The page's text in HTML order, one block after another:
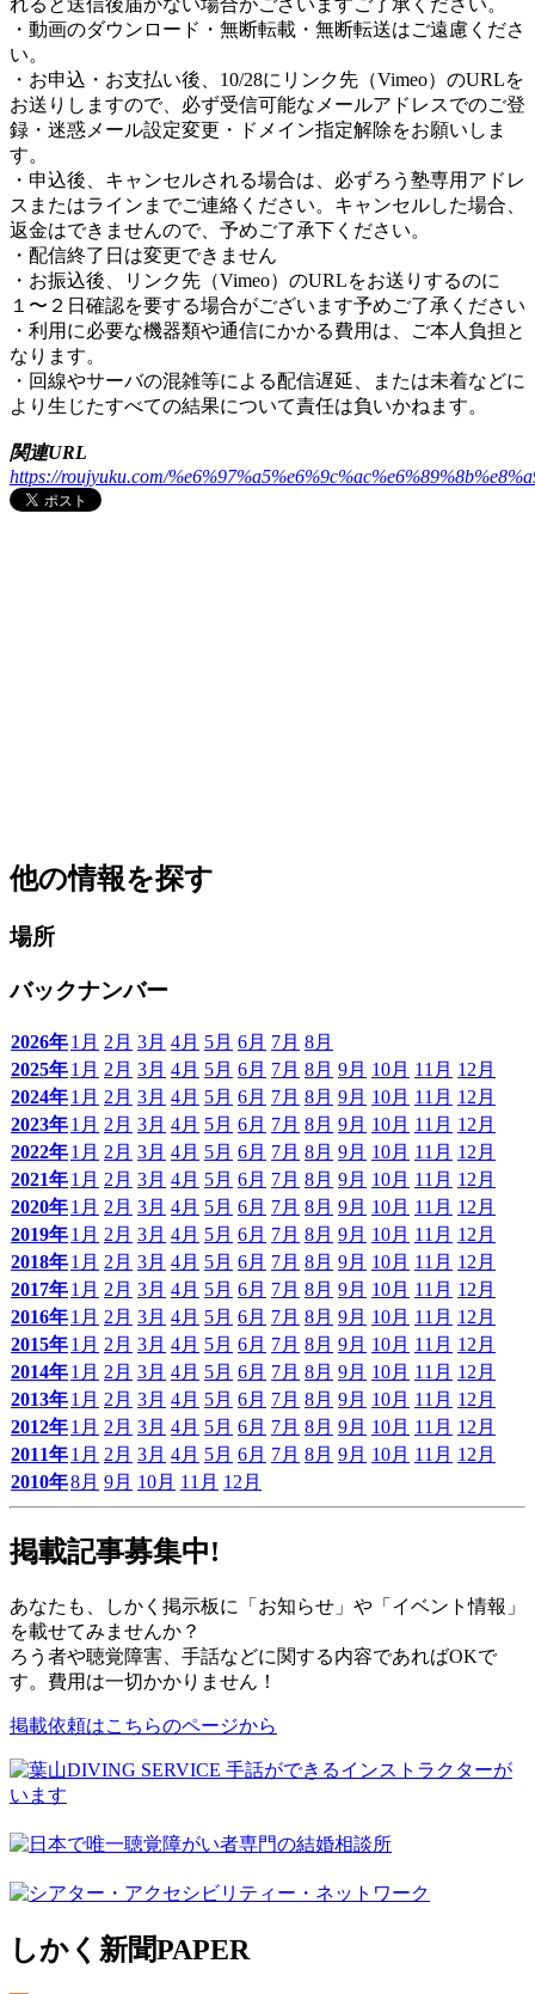
・動画のダウンロード・無断転載・無断転送はご遠慮くださ
い。
・お申込・お支払い後、10/28にリンク先（Vimeo）のURLを
お送りしますので、必ず受信可能なメールアドレスでのご登
録・迷惑メール設定変更・ドメイン指定解除をお願いしま
す。
・申込後、キャンセルされる場合は、必ずろう塾専用アドレ
スまたはラインまでご連絡ください。キャンセルした場合、
返金はできませんので、予めご了承下ください。
・配信終了日は変更できません
・お振込後、リンク先（Vimeo）のURLをお送りするのに
１〜２日確認を要する場合がございます予めご了承ください
・利用に必要な機器類や通信にかかる費用は、ご本人負担と
なります。
・回線やサーバの混雑等による配信遅延、または未着などに
より生じたすべての結果について責任は負いかねます。
関連URL
https://roujyuku.com/
他の情報を探す
場所
バックナンバー
2026年1月 2月 3月 4月 5月 6月 7月 8月
2025年1月 2月 3月 4月 5月 6月 7月 8月 9月 10月 11月 12月
2024年1月 2月 3月 4月 5月 6月 7月 8月 9月 10月 11月 12月
2023年1月 2月 3月 4月 5月 6月 7月 8月 9月 10月 11月 12月
2022年1月 2月 3月 4月 5月 6月 7月 8月 9月 10月 11月 12月
2021年1月 2月 3月 4月 5月 6月 7月 8月 9月 10月 11月 12月
2020年1月 2月 3月 4月 5月 6月 7月 8月 9月 10月 11月 12月
2019年1月 2月 3月 4月 5月 6月 7月 8月 9月 10月 11月 12月
2018年1月 2月 3月 4月 5月 6月 7月 8月 9月 10月 11月 12月
2017年1月 2月 3月 4月 5月 6月 7月 8月 9月 10月 11月 12月
2016年1月 2月 3月 4月 5月 6月 7月 8月 9月 10月 11月 12月
2015年1月 2月 3月 4月 5月 6月 7月 8月 9月 10月 11月 12月
2014年1月 2月 3月 4月 5月 6月 7月 8月 9月 10月 11月 12月
2013年1月 2月 3月 4月 5月 6月 7月 8月 9月 10月 11月 12月
2012年1月 2月 3月 4月 5月 6月 7月 8月 9月 10月 11月 12月
2011年1月 2月 3月 4月 5月 6月 7月 8月 9月 10月 11月 12月
2010年8月 9月 10月 11月 12月
掲載記事募集中!
あなたも、しかく掲示板に「お知らせ」や「イベント情報」
を載せてみませんか？
ろう者や聴覚障害、手話などに関する内容であればOKで
す。費用は一切かかりません！
掲載依頼はこちらのページから
しかく新聞PAPER